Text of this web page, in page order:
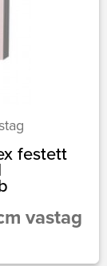
festett
vastag